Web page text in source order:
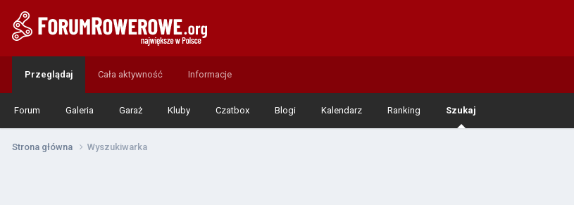
Przeglądaj
Forum Galeria Garaż Kluby Czatbox Blogi Kalendarz Ranking Szukaj
Cała aktywność Informacje
Strona główna Wyszukiwarka